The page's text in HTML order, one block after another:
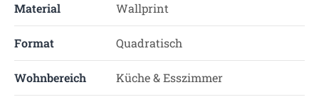
Material Wallprint
Format Quadratisch
Wohnbereich Küche & Esszimmer